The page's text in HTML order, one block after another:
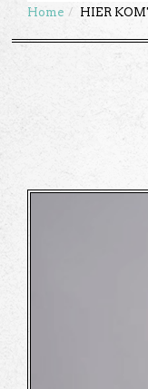
Home HIER